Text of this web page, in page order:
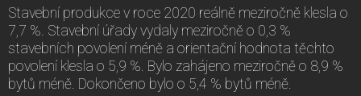
Stavební produkce v roce 2020 reálně meziročně klesla o
7,7 %. Stavební úřady vydaly meziročně o 0,3 %
stavebních povolení méně a orientační hodnota těchto
povolení klesla o 5,9 %. Bylo zahájeno meziročně o 8,9 %
bytů méně. Dokončeno bylo o 5,4 % bytů méně.